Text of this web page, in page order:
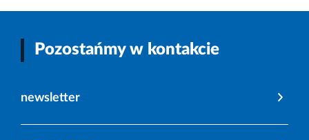
Pozostańmy w kontakcie
newsletter